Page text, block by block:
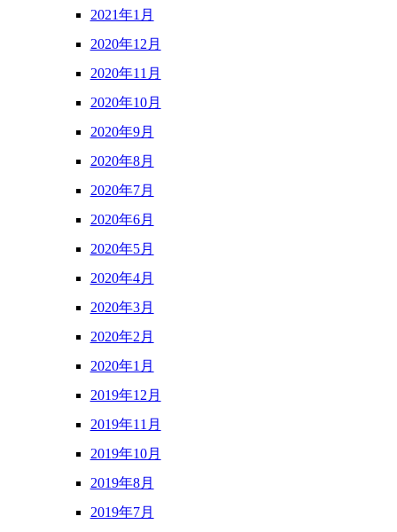
2021年1月
2020年12月
2020年11月
2020年10月
2020年9月
2020年8月
2020年7月
2020年6月
2020年5月
2020年4月
2020年3月
2020年2月
2020年1月
2019年12月
2019年11月
2019年10月
2019年8月
2019年7月